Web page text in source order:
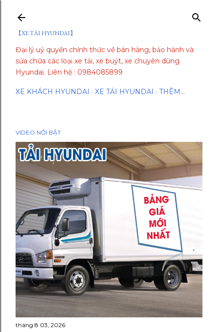
【XE TẢI HYUNDAI】
Đại lý uỷ quyền chính thức về bán hàng, bảo hành và
sửa chữa các loại xe tải, xe buýt, xe chuyên dùng
Hyundai. Liên hệ : 0984085899
XE KHÁCH HYUNDAI XE TẢI HYUNDAI THÊM…
VIDEO NỔI BẬT
tháng 8 03, 2026